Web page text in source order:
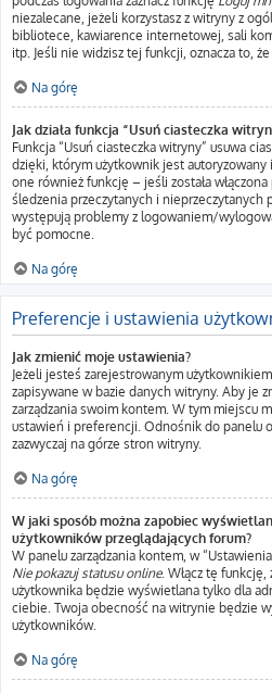
niezalecane, jeżeli korzystasz z witryny z
bibliotece, kawiarence internetowej, sali
itp. Jeśli nie widzisz tej funkcji, oznacza to, że
Na górę
Jak działa funkcja “Usuń ciasteczka
Funkcja “Usuń ciasteczka witryny” usuwa
dzięki, którym użytkownik jest
one również funkcję – jeśli została
śledzenia przeczytanych i nieprzeczytanych
występują problemy z logowaniem/
być pomocne.
Na górę
Preferencje i ustawienia
Jak zmienić moje ustawienia?
Jeżeli jesteś zarejestrowanym
zapisywane w bazie danych witryny. Aby je
zarządzania swoim kontem. W tym miejscu
ustawień i preferencji. Odnośnik do panelu
zazwyczaj na górze stron witryny.
Na górę
W jaki sposób można zapobiec
użytkowników przeglądających forum?
W panelu zarządzania kontem, w
Nie pokazuj statusu online. Włącz tę funkcję,
użytkownika będzie wyświetlana tylko dla
ciebie. Twoja obecność na witrynie będzie
użytkowników.
Na górę